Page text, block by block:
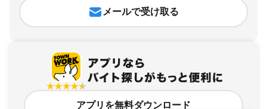
メールで受け取る
アプリを無料ダウンロード